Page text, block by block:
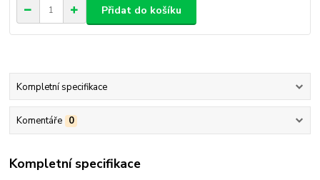
Přidat do košíku
Kompletní specifikace
Komentáře 0
Kompletní specifikace